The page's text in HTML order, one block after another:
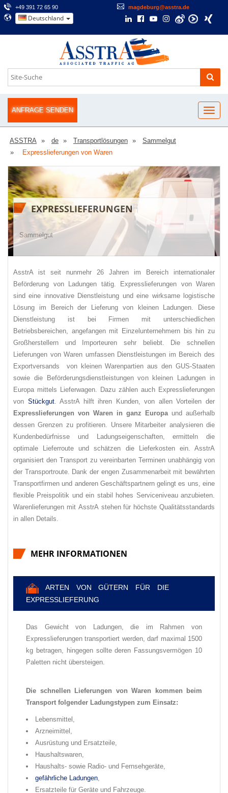
+49 391 72 65 90 magdeburg@asstra.de
Deutschland
ANFRAGE SENDEN
ASSTRA de Transportlösungen
Sammelgut
Expresslieferungen von Waren
EXPRESSLIEFERUNGEN
Sammelgut
AsstrA ist seit nunmehr 26 Jahren im Bereich internationaler
Beförderung von Ladungen tätig. Expresslieferungen von Waren
sind eine innovative Dienstleistung und eine wirksame logistische
Lösung im Bereich der Lieferung von kleinen Ladungen. Diese
Dienstleistung ist bei Firmen mit unterschiedlichen
Betriebsbereichen, angefangen mit Einzelunternehmern bis hin zu
Großherstellern und Importeuren sehr beliebt. Die schnellen
Lieferungen von Waren umfassen Dienstleistungen im Bereich des
Exportversands von kleinen Warenpartien aus den GUS-Staaten
sowie die Beförderungsdienstleistungen von kleinen Ladungen in
Europa mittels Lieferwagen. Dazu zählen auch Expresslieferungen
von Stückgut. AsstrA hilft ihren Kunden, von allen Vorteilen der
Expresslieferungen von Waren in ganz Europaund außerhalb
dessen Grenzen zu profitieren. Unsere Mitarbeiter analysieren die
Kundenbedürfnisse und Ladungseigenschaften, ermitteln die
optimale Lieferroute und schätzen die Lieferkosten ein. AsstrA
organisiert den Transport zu vereinbarten Terminen unabhängig von
der Transportroute. Dank der engen Zusammenarbeit mit bewährten
Transportfirmen und anderen Geschäftspartnern gelingt es uns, eine
flexible Preispolitik und ein stabil hohes Serviceniveau anzubieten.
Warenlieferungen mit АsstrА stehen für höchste Qualitätsstandards
in allen Details.
MEHR INFORMATIONEN
✅
ARTEN VON GÜTERN FÜR DIE
EXPRESSLIEFERUNG
Das Gewicht von Ladungen, die im Rahmen von
Expresslieferungen transportiert werden, darf maximal 1500
kg betragen, hingegen sollte deren Fassungsvermögen 10
Paletten nicht übersteigen.
Die schnellen Lieferungen von Waren kommen beim
Transport folgender Ladungstypen zum Einsatz:
Lebensmittel,
Arzneimittel,
Ausrüstung und Ersatzteile,
Haushaltswaren,
Haushalts- sowie Radio- und Fernsehgeräte,
gefährliche Ladungen,
Ersatzteile für Geräte und Fahrzeuge.